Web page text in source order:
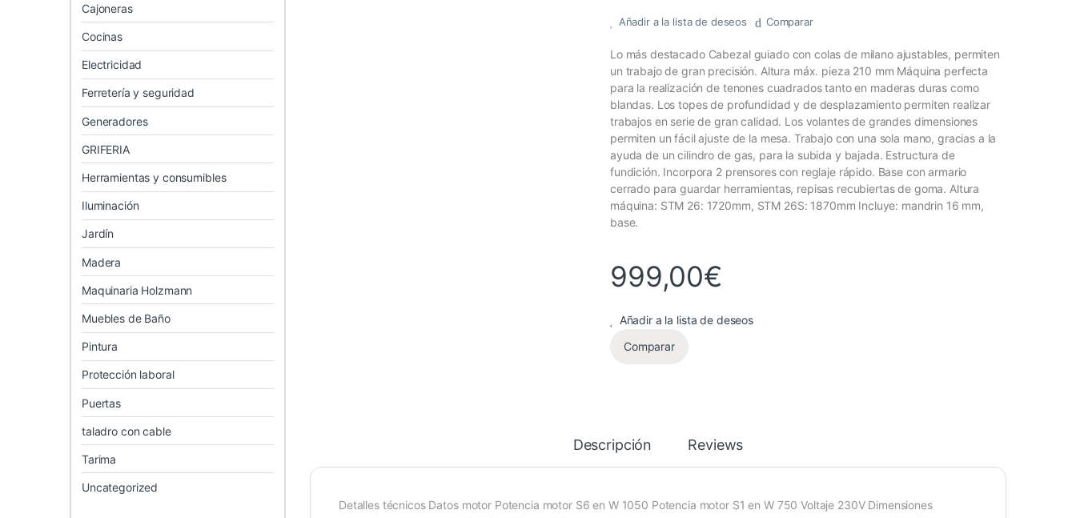
Añadir a la lista de deseos Comparar
Lo más destacado Cabezal guiado con colas de milano ajustables, permiten
un trabajo de gran precisión. Altura máx. pieza 210 mm Máquina perfecta
para la realización de tenones cuadrados tanto en maderas duras como
blandas. Los topes de profundidad y de desplazamiento permiten realizar
trabajos en serie de gran calidad. Los volantes de grandes dimensiones
permiten un fácil ajuste de la mesa. Trabajo con una sola mano, gracias a la
ayuda de un cilindro de gas, para la subida y bajada. Estructura de
fundición. Incorpora 2 prensores con reglaje rápido. Base con armario
cerrado para guardar herramientas, repisas recubiertas de goma. Altura
máquina: STM 26: 1720mm, STM 26S: 1870mm Incluye: mandrin 16 mm,
base.
999,00€
Añadir a la lista de deseos
Comparar
Descripción Reviews
Detalles técnicos Datos motor Potencia motor S6 en W 1050 Potencia motor S1 en W 750 Voltaje 230V Dimensiones
Cajoneras
Cocinas
Electricidad
Ferretería y seguridad
Generadores
GRIFERIA
Herramientas y consumibles
Iluminación
Jardín
Madera
Maquinaria Holzmann
Muebles de Baño
Pintura
Protección laboral
Puertas
taladro con cable
Tarima
Uncategorized